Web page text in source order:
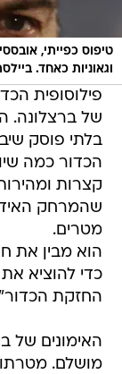
טיפוס כפייתי,
וגאוניות כאחד.
פילוסופית
של ברצלונה.
בלתי פוסק
הכדור כמה
קצרות
מטרים.
הוא מבין את
כדי להוציא
החזקת הכדור",
האימונים של
מושלם.